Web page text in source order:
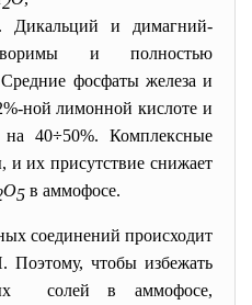
. Дикальций и димагний-
и полностью
фосфаты железа и
ной лимонной кислоте и
на 40÷50%. Комплексные
и их присутствие снижает
О5 в аммофосе.
соединений происходит
Поэтому, чтобы избежать
солей в аммофосе,